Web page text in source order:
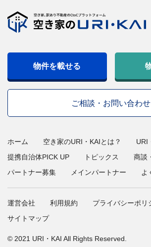
物件を載せる
ご相談・お問い合わせ
ホーム 空き家のURI・KAIとは？
URI
提携自治体PICK UP
トピックス
商談
パートナー募集
メインパートナー よ
運営会社 利用規約
プライバシーポリ
サイトマップ
© 2021 URI・KAI All Rights Reserved.